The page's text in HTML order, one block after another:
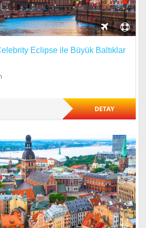
Eclipse ile Büyük Baltıklar
DETAY